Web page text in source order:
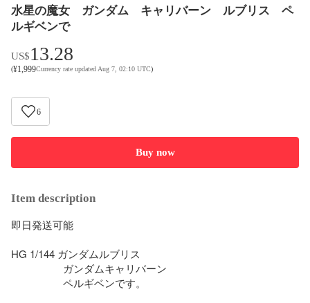
水星の魔女 ガンダム キャリバーン ルブリス ペ
ルギベンで
US$13.28
(¥1,999Currency rate updated Aug 7, 02:10 UTC)
6
Buy now
Item description
即日発送可能
HG 1/144 ガンダムルブリス
ガンダムキャリバーン
ペルギベンです。